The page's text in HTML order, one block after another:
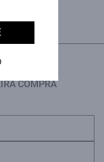
E
COMPRA